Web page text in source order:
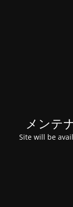
メンテ
Site will be